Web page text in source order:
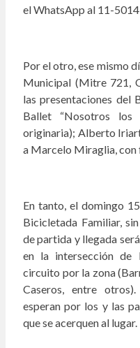
el WhatsApp al 11-
Por el otro, ese mismo
Municipal (Mitre 721,
las presentaciones del
Ballet “Nosotros los
originaria); Alberto
a Marcelo Miraglia,
En tanto, el domingo
Bicicletada Familiar,
de partida y llegada
en la intersección de
circuito por la zona
Caseros, entre
esperan por los y las
que se acerquen al lugar.